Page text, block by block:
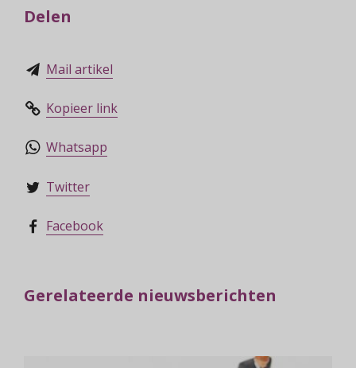
Delen
Mail artikel
Kopieer link
Whatsapp
Twitter
Facebook
Gerelateerde nieuwsberichten